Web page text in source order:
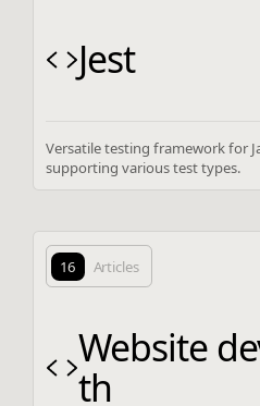
Jest
Versatile testing framework for
supporting various test types.
16 Articles
Website
th